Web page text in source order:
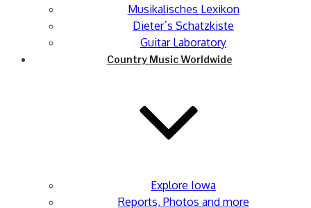
Musikalisches Lexikon
Dieter´s Schatzkiste
Guitar Laboratory
Country Music Worldwide
Explore Iowa
Reports, Photos and more